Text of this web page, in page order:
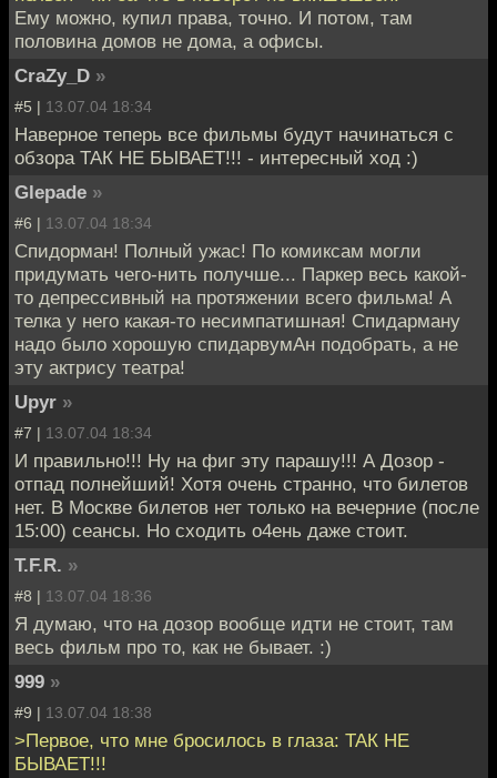
Ему можно, купил права, точно. И потом, там
половина домов не дома, а офисы.
CraZy_D »
#5 | 13.07.04 18:34
Наверное теперь все фильмы будут начинаться с
обзора ТАК НЕ БЫВАЕТ!!! - интересный ход :)
Glepade »
#6 | 13.07.04 18:34
Спидорман! Полный ужас! По комиксам могли
придумать чего-нить получше... Паркер весь какой-
то депрессивный на протяжении всего фильма! А
телка у него какая-то несимпатишная! Спидарману
надо было хорошую спидарвумАн подобрать, а не
эту актрису театра!
Upyr »
#7 | 13.07.04 18:34
И правильно!!! Ну на фиг эту парашу!!! А Дозор -
отпад полнейший! Хотя очень странно, что билетов
нет. В Москве билетов нет только на вечерние (после
15:00) сеансы. Но сходить о4ень даже стоит.
T.F.R. »
#8 | 13.07.04 18:36
Я думаю, что на дозор вообще идти не стоит, там
весь фильм про то, как не бывает. :)
999 »
#9 | 13.07.04 18:38
>Первое, что мне бросилось в глаза: ТАК НЕ
БЫВАЕТ!!!